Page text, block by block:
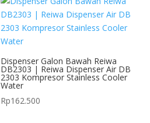
Dispenser Galon Bawah Reiwa
DB2303 | Reiwa Dispenser Air DB
2303 Kompresor Stainless Cooler
Water
Rp162.500